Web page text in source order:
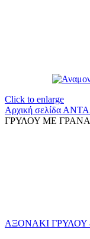
Click to enlarge
Αρχική σελίδα
ΓΡΥΛΟΥ ΜΕ
ΑΞΟΝΑΚΙ ΓΡΥΛΟΥ